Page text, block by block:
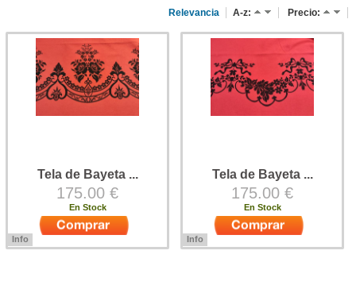
Relevancia A-z: Precio:
Tela de Bayeta ...
175.00 €
En Stock
Info
Tela de Bayeta ...
175.00 €
En Stock
Info